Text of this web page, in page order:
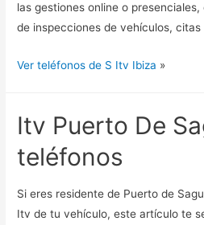
las gestiones online o
de inspecciones de vehículos,
Ver teléfonos de S Itv Ibiza »
Itv Puerto De
teléfonos
Si eres residente de Puerto de
Itv de tu vehículo, este artículo te